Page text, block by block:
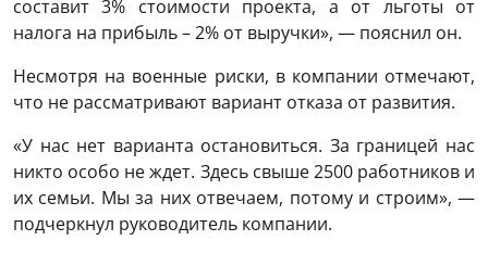
составит 3% стоимости проекта, а от льготы от
налога на прибыль – 2% от выручки», — пояснил он.
Несмотря на военные риски, в компании отмечают,
что не рассматривают вариант отказа от развития.
«У нас нет варианта остановиться. За границей нас
никто особо не ждет. Здесь свыше 2500 работников и
их семьи. Мы за них отвечаем, потому и строим», —
подчеркнул руководитель компании.